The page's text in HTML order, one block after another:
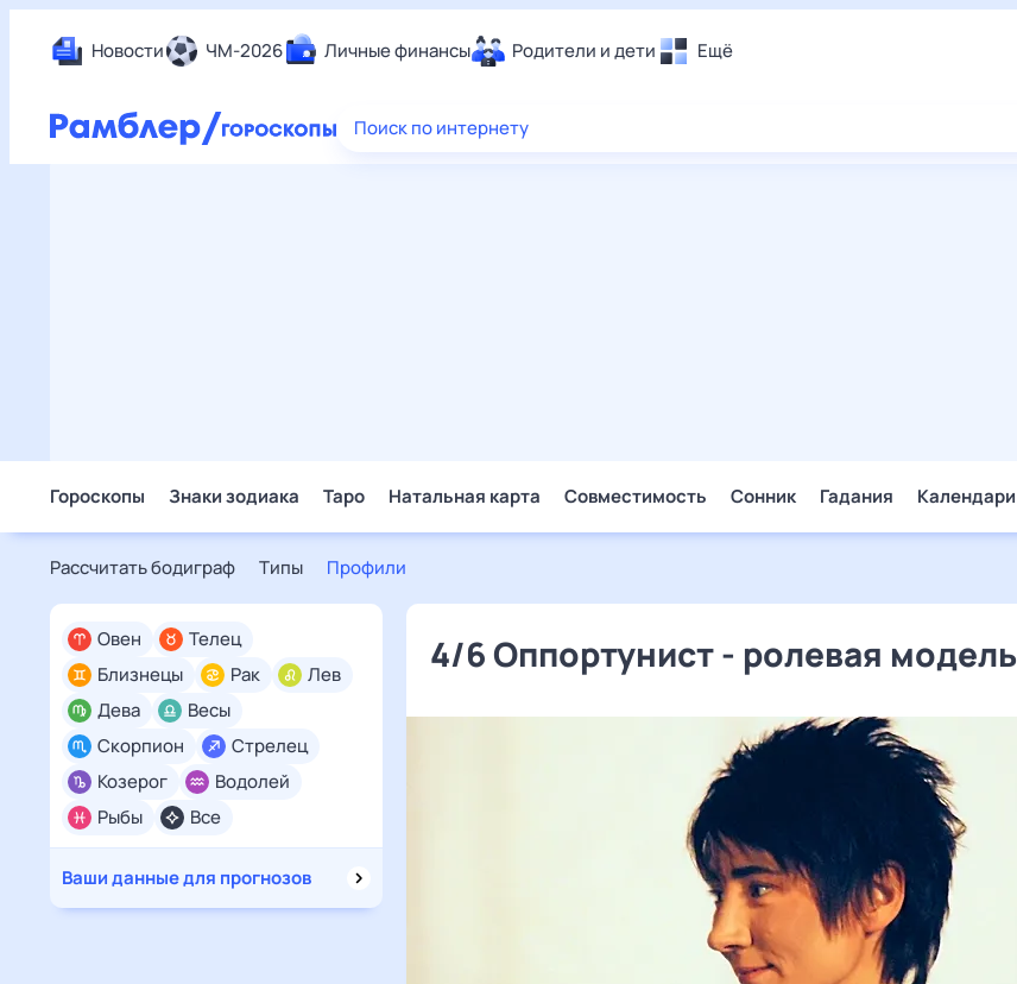
Новости ЧМ-2026 Личные финансы Родители и дети Ещё
Еда
Поиск по интернету
Гороскопы Знаки зодиака Таро Натальная карта Совместимость Сонник Гадания Календари
Рассчитать бодиграф Типы Профили
Все
Овен
Телец
Близнецы
Рак
Лев
Дева
Весы
Скорпион
Стрелец
Козерог
Водолей
Рыбы
Ваши данные для прогнозов
4/6 Оппортунист - ролевая модель